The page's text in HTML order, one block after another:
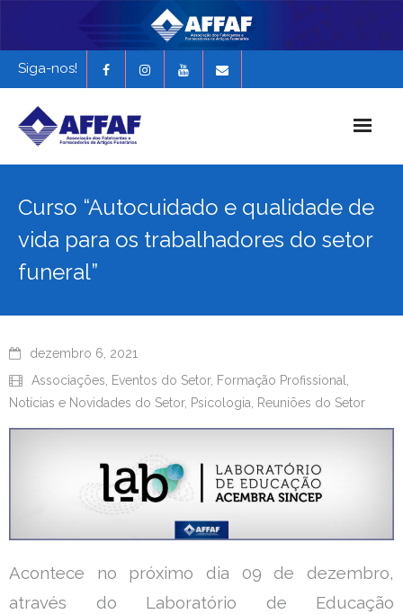
Siga-nos!
Notícias e Novidades
Curso “Autocuidado e qualidade de
vida para os trabalhadores do setor
funeral”
dezembro 6, 2021
Associações
Eventos do Setor, Formação Profissional
Notícias e Novidades do Setor, Psicologia Reuniões do Setor
Acontece no próximo dia 09 de dezembro,
através do Laboratório de Educação